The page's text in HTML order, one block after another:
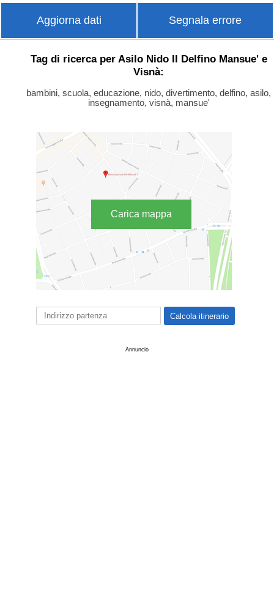
Aggiorna dati Segnala errore
Tag di ricerca per Asilo Nido Il Delfino Mansue' e
Visnà:
bambini, scuola, educazione, nido, divertimento, delfino, asilo,
insegnamento, visnà, mansue'
Carica mappa
Annuncio